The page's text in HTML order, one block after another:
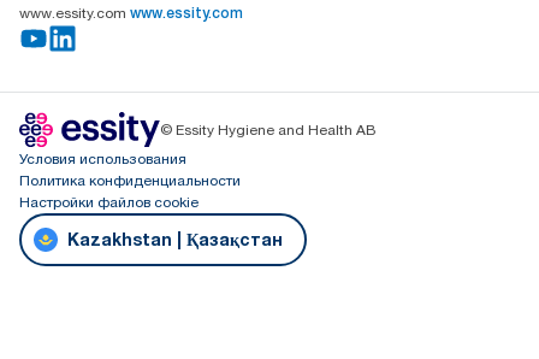
www.essity.com www.essity.com
© Essity Hygiene and Health AB
Условия использования
Политика конфиденциальности
Настройки файлов cookie
Kazakhstan | Қазақстан